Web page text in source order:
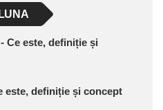
Ce este, definiție și
este, definiție și concept